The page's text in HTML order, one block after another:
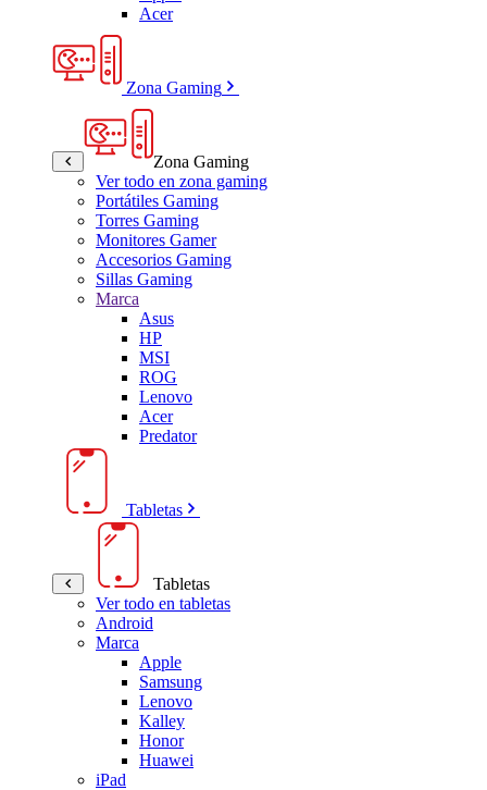
Acer
Zona Gaming
Zona Gaming
Ver todo en zona gaming
Portátiles Gaming
Torres Gaming
Monitores Gamer
Accesorios Gaming
Sillas Gaming
Marca
Asus
HP
MSI
ROG
Lenovo
Acer
Predator
Tabletas
Tabletas
Ver todo en tabletas
Android
Marca
Apple
Samsung
Lenovo
Kalley
Honor
Huawei
iPad